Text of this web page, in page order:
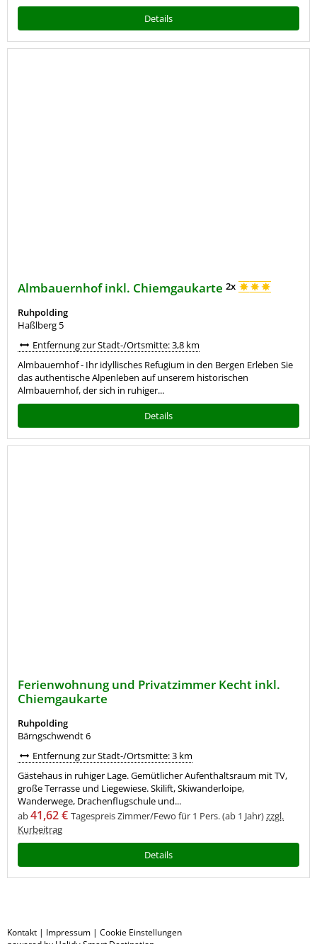
Details
Almbauernhof inkl. Chiemgaukarte 2x
Ruhpolding
Haßlberg 5
Entfernung zur Stadt-/Ortsmitte: 3,8 km
Almbauernhof - Ihr idyllisches Refugium in den Bergen Erleben Sie
das authentische Alpenleben auf unserem historischen
Almbauernhof, der sich in ruhiger...
Details
Ferienwohnung und Privatzimmer Kecht inkl.
Chiemgaukarte
Ruhpolding
Bärngschwendt 6
Entfernung zur Stadt-/Ortsmitte: 3 km
Gästehaus in ruhiger Lage. Gemütlicher Aufenthaltsraum mit TV,
große Terrasse und Liegewiese. Skilift, Skiwanderloipe,
Wanderwege, Drachenflugschule und...
ab41,62 € Tagespreis Zimmer/Fewo für 1 Pers. (ab 1 Jahr)zzgl.
Kurbeitrag
Details
powered by Holidu Smart Destination